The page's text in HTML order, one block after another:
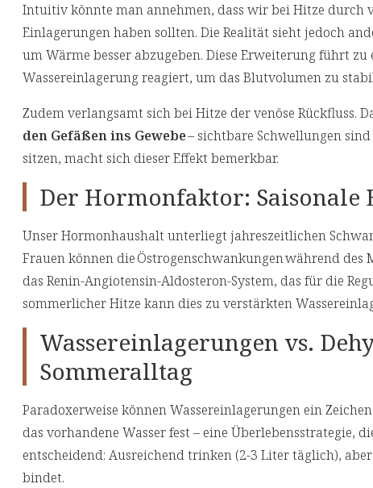
Intuitiv könnte man annehmen, dass wir bei Hitze durch
Einlagerungen haben sollten. Die Realität sieht jedoch
um Wärme besser abzugeben. Diese Erweiterung führt
Wassereinlagerung reagiert, um das Blutvolumen zu
Zudem verlangsamt sich bei Hitze der venöse Rückfluss.
den Gefäßen ins Gewebe– sichtbare Schwellungen
sitzen, macht sich dieser Effekt bemerkbar.
Der Hormonfaktor: Saisonale
Unser Hormonhaushalt unterliegt jahreszeitlichen
Frauen können die Östrogenschwankungen während
das Renin-Angiotensin-Aldosteron-System, das für die
sommerlicher Hitze kann dies zu verstärkten
Wassereinlagerungen vs.
Sommeralltag
Paradoxerweise können Wassereinlagerungen ein
das vorhandene Wasser fest – eine Überlebensstrategie,
entscheidend: Ausreichend trinken (2-3 Liter täglich),
bindet.